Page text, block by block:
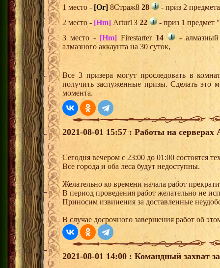
1 место - [Or] 8Страж8 28
- приз 2
2 место - [Hm] Artur13 22
- приз 1 предмет
3 место - [Hm] Firestarter 14
-
алмазного аккаунта на 30 суток,
Все 3 призера могут проследовать в
получить заслуженные призы. Сделать это
момента.
2021-08-01 15:57 : Работы на серверах
Сегодня вечером с 23:00 до 01:00 состоятся
Все города и оба леса будут недоступны.
Желательно ко времени начала работ
В период проведения работ желательно не
Приносим извинения за доставленные
В случае досрочного завершения работ об
2021-08-01 14:00 : Командный захват